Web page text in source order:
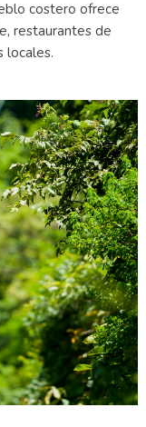
costero ofrece
restaurantes de
locales.